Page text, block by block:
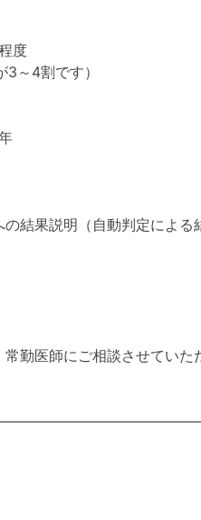
度
4割です）
結果説明（自動判定によ
勤医師にご相談させていた